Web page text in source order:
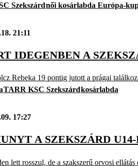
Szekszárdnői kosárlabda Európa-
21:11
IDEGENBEN A
Rebeka 19 pontig jutott a prágai
TARR KSC Szekszárdkosárlabda
17:27
A SZEKSZÁRD
lett rosszul, de a szakszerű orvosi